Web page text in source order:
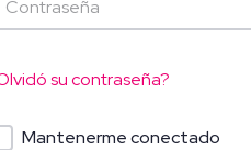
su contraseña?
Mantenerme conectado